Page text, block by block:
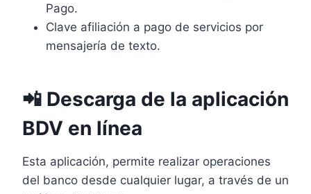
Pago.
Clave afiliación a pago de servicios por
mensajería de texto.
📲 Descarga de la aplicación
BDV en línea
Esta aplicación, permite realizar operaciones
del banco desde cualquier lugar, a través de un